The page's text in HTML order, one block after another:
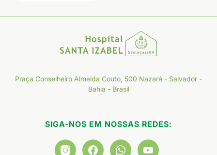
Praça Conselheiro Almeida Couto, 500 Nazaré - Salvador -
Bahia - Brasil
SIGA-NOS EM NOSSAS REDES: